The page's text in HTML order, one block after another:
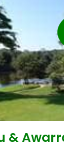
&